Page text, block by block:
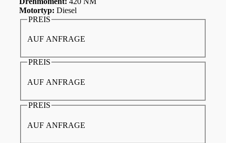
Motortyp: Diesel
PREIS
AUF ANFRAGE
PREIS
AUF ANFRAGE
PREIS
AUF ANFRAGE